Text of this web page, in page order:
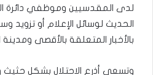
لدى المقدسيين وموظفي دائرة
الحديث لوسائل الإعلام أو تزويد
بالأخبار المتعلقة بالأقصى
وتسعى أذرع الاحتلال بشكل حثيث